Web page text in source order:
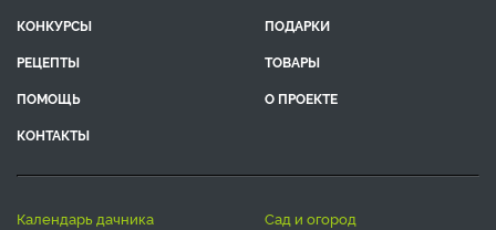
КОНКУРСЫ
ПОДАРКИ
РЕЦЕПТЫ
ТОВАРЫ
ПОМОЩЬ
О ПРОЕКТЕ
КОНТАКТЫ
календарь дачника
сад и огород